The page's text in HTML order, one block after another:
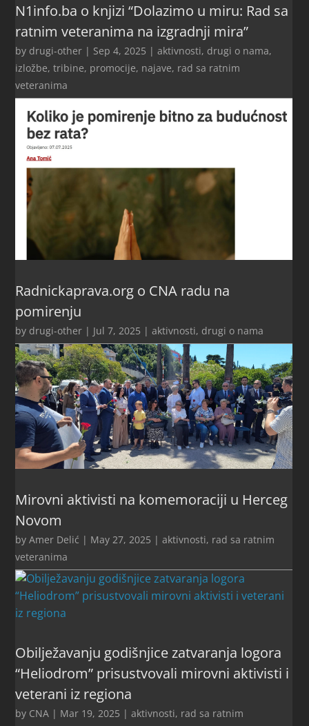
N1info.ba o knjizi “Dolazimo u miru: Rad sa
ratnim veteranima na izgradnji mira”
by drugi-other | Sep 4, 2025 |aktivnosti, drugi o nama,
izložbe, tribine, promocije, najave, rad sa ratnim
veteranima
Radnickaprava.org o CNA radu na
pomirenju
by drugi-other | Jul 7, 2025 |aktivnosti, drugi o nama
Mirovni aktivisti na komemoraciji u Herceg
Novom
byAmer Delić | May 27, 2025 |aktivnosti, rad sa ratnim
veteranima
Obilježavanju godišnjice zatvaranja logora
“Heliodrom” prisustvovali mirovni aktivisti i
veterani iz regiona
by CNA | Mar 19, 2025 |aktivnosti, rad sa ratnim